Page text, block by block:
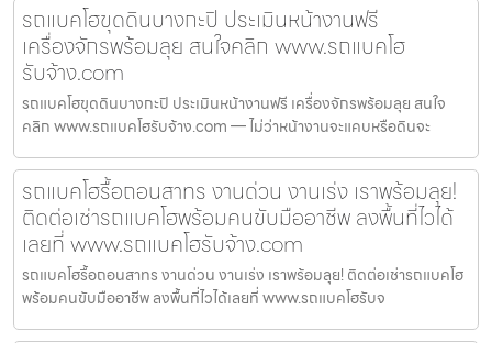
รถแบคโฮขุดดินบางกะปิ ประเมินหน้างานฟรี
เครื่องจักรพร้อมลุย สนใจคลิก www.รถแบคโฮ
รับจ้าง.com
รถแบคโฮขุดดินบางกะปิ ประเมินหน้างานฟรี เครื่องจักรพร้อมลุย สนใจ
คลิก www.รถแบคโฮรับจ้าง.com — ไม่ว่าหน้างานจะแคบหรือดินจะ
รถแบคโฮรื้อถอนสาทร งานด่วน งานเร่ง เราพร้อมลุย!
ติดต่อเช่ารถแบคโฮพร้อมคนขับมืออาชีพ ลงพื้นที่ไวได้
เลยที่ www.รถแบคโฮรับจ้าง.com
รถแบคโฮรื้อถอนสาทร งานด่วน งานเร่ง เราพร้อมลุย! ติดต่อเช่ารถแบคโฮ
พร้อมคนขับมืออาชีพ ลงพื้นที่ไวได้เลยที่ www.รถแบคโฮรับจ